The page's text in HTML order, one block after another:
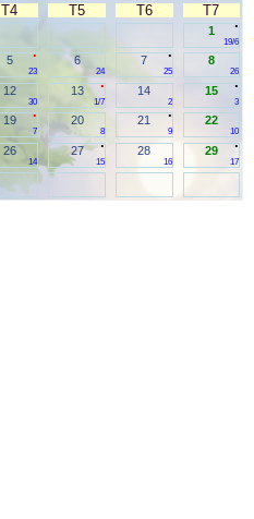
T4 T5 T6 T7
.
1
19/6
.
5
23
6
24
.
7
25
8
26
12
30
.
13
1/7
14
2
.
15
3
.
19
7
20
8
.
21
9
22
10
26
14
.
27
15
28
16
.
29
17